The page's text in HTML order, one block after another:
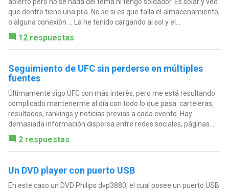
que dentro tiene una pila. No se si es que falla el almacenamiento,
o alguna conexión ... La he tenido cargando al sol y el...
12 respuestas
Seguimiento de UFC sin perderse en múltiples
fuentes
Últimamente sigo UFC con más interés, pero me está resultando
complicado mantenerme al día con todo lo que pasa: carteleras,
resultados, rankings y noticias previas a cada evento. Hay
demasiada información dispersa entre redes sociales, páginas...
2 respuestas
Un DVD player con puerto USB
En este caso un DVD Philips dvp3880, el cual posee un puerto USB